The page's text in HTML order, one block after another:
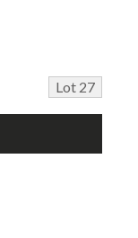
Lot 27